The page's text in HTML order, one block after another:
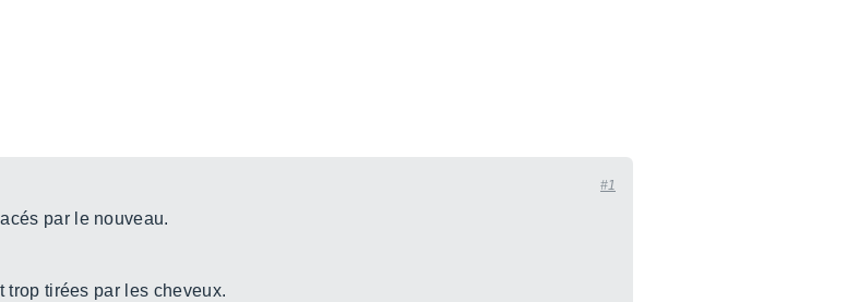
#1
par le nouveau.
trop tirées par les cheveux.